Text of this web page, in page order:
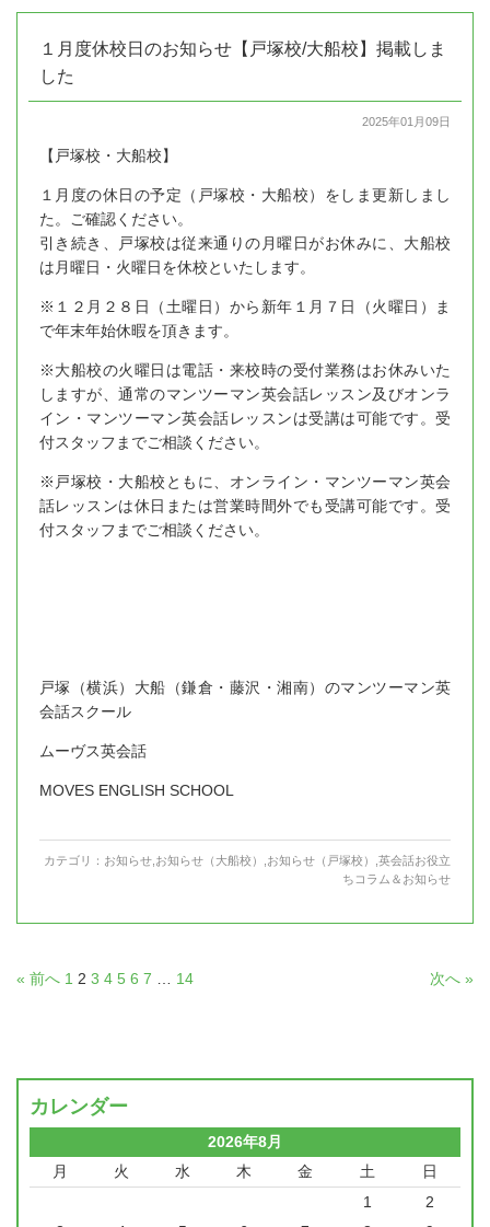
１月度休校日のお知らせ【戸塚校/大船校】掲載しま
した
2025年01月09日
【戸塚校・大船校】
１月度の休日の予定（戸塚校・大船校）をしま更新しまし
た。ご確認ください。
引き続き、戸塚校は従来通りの月曜日がお休みに、大船校
は月曜日・火曜日を休校といたします。
※１２月２８日（土曜日）から新年１月７日（火曜日）ま
で年末年始休暇を頂きます。
※大船校の火曜日は電話・来校時の受付業務はお休みいた
しますが、通常のマンツーマン英会話レッスン及びオンラ
イン・マンツーマン英会話レッスンは受講は可能です。受
付スタッフまでご相談ください。
※戸塚校・大船校ともに、オンライン・マンツーマン英会
話レッスンは休日または営業時間外でも受講可能です。受
付スタッフまでご相談ください。
戸塚（横浜）大船（鎌倉・藤沢・湘南）のマンツーマン英
会話スクール
ムーヴス英会話
MOVES ENGLISH SCHOOL
カテゴリ： お知らせ お知らせ（大船校） お知らせ（戸塚校）
英会話お役立
ちコラム＆お知らせ
« 前へ 1 2 3 4 5 6 7 14 次へ »
カレンダー
2026年8月
月
火 水 木 金 土
日
1
2